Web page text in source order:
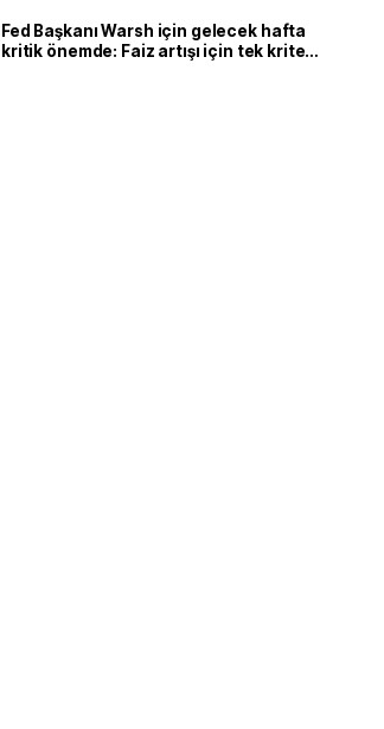
Fed Başkanı Warsh için gelecek hafta
kritik önemde: Faiz artışı için tek kriter